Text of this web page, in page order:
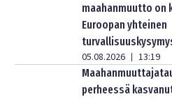
maahanmuutto on
Euroopan yhteinen
05.08.2026 | 13:19
perheessä